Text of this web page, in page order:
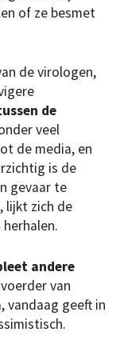
of ze besmet
de virologen,
de
veel
de media, en
is de
gevaar te
lijkt zich de
andere
van
vandaag geeft in